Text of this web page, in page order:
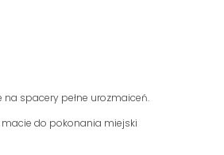
spacery pełne urozmaiceń.
macie do pokonania miejski